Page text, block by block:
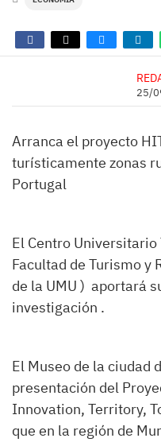
25/
Arranca el proyecto
turísticamente zonas
Portugal
El Centro Universitario
Facultad de Turismo y
de la UMU ) aportará
investigación .
El Museo de la ciudad
presentación del
Innovation, Territory,
que en la región de